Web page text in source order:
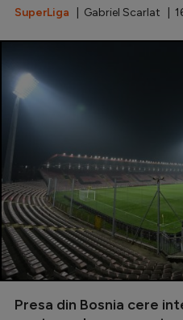
SuperLiga | Gabriel Scarlat |
Presa din Bosnia cere